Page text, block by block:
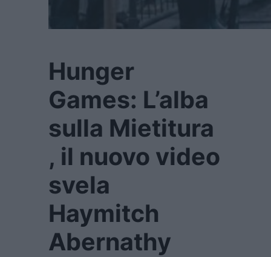
Hunger
Games: L’alba
sulla Mietitura
, il nuovo video
svela
Haymitch
Abernathy